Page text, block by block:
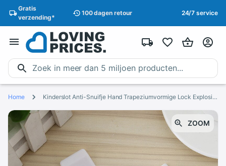
Gratis
verzending*
100 dagen retour 24/7 service
Home Kinderslot Anti-Snuifje Hand Trapeziumvormige Lock Explosieveilige Kind Bescherming Veiligheid Unlock Deur Kast Lock Lade lock
ZOOM